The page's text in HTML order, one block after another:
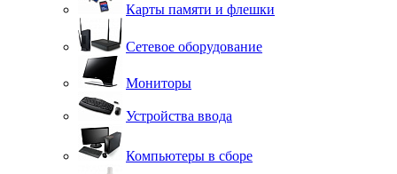
Карты памяти и флешки
Сетевое оборудование
Мониторы
Устройства ввода
Компьютеры в сборе